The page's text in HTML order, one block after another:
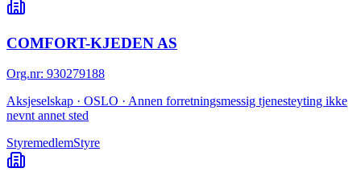
COMFORT-KJEDEN AS
Org.nr: 930279188
Aksjeselskap · OSLO · Annen forretningsmessig tjenesteyting ikke
nevnt annet sted
StyremedlemStyre